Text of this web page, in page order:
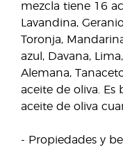
mezcla tiene 16
Lavandina,
Toronja,
azul, Davana,
Alemana,
aceite de oliva.
aceite de oliva
- Propiedades y